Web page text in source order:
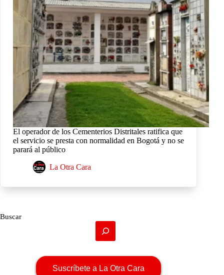
El operador de los Cementerios Distritales ratifica que
el servicio se presta con normalidad en Bogotá y no se
parará al público
La Otra Cara
Buscar
Suscríbete a La Otra Cara